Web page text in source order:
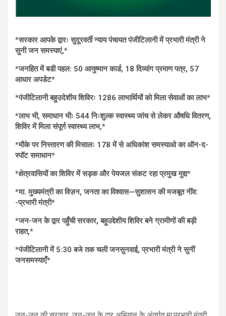
*सरकार आपके द्वारः सुदूरवर्ती न्याय पंचायत पंजीटिलानी में प्रभारी मंत्री ने
सुनी जन समस्याएं,*
*जनहित में बडी पहल: 50 आयुष्मान कार्ड, 18 दिव्यांग प्रमाण पत्र, 57
आधार अपडेट*
*पंजीटिलानी बहुउदेशीय शिविरः 1286 लाभार्थियों को मिला सेवाओं का लाभ*
*लाभ भी, समाधान भीः 544 निःशुल्क स्वास्थ्य जांच से लेकर औषधि वितरण,
शिविर में मिला संपूर्ण स्वास्थ्य लाभ,*
*मौके पर निस्तारण की मिसालः 178 में से अधिकांश समस्याओ का ऑन-द-
स्पॉट समाधान*
*क्षेत्रवासियों का शिविर में सड़क और पेयजल संकट रहा प्रमुख मुद्दा*
*मा. मुख्यमंत्री का विज़न, जनता का विश्वास—सुशासन की मजबूत नींव:
-प्रभारी मंत्री*
*जन-जन के द्वार पहुँची सरकार, बहुउद्देशीय शिविर बने ग्रामीणों की बड़ी
राहत,*
*पंजीटिलानी में 5:30 बजे तक चली जनसुनवाई, प्रभारी मंत्री ने सुनीं
जनसमस्याएँ*